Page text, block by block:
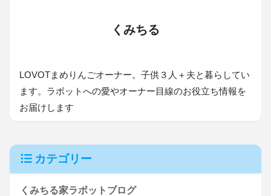
くみちる
LOVOTまめりんごオーナー。子供３人＋夫と暮らしてい
ます。ラボットへの愛やオーナー目線のお役立ち情報を
お届けします
カテゴリー
くみちる家ラボットブログ